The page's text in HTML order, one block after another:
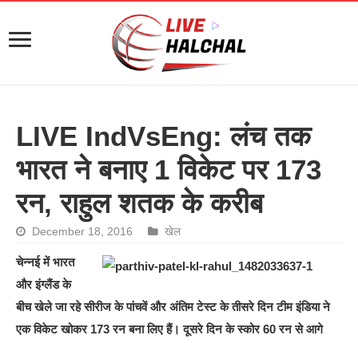
LIVE IndVsEng: लंच तक
भारत ने बनाए 1 विकेट पर 173
रन, राहुल शतक के करीब
December 18, 2016 खेल
चेन्नई में भारत
और इंग्लैंड के
बीच खेले जा रहे सीरीज के पांचवें और अंतिम टेस्ट के तीसरे दिन टीम इंडिया ने
एक विकेट खोकर 173 रन बना लिए हैं। दूसरे दिन के स्कोर 60 रन से आगे